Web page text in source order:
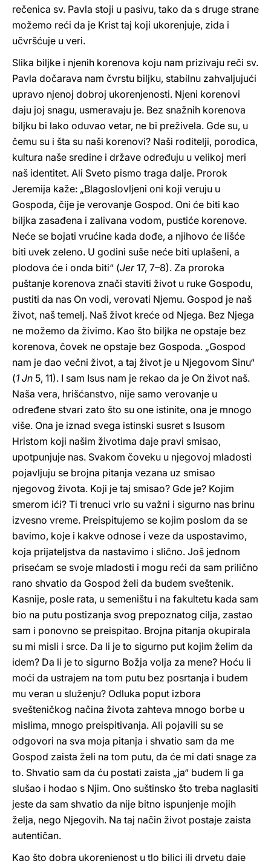
rečenica sv. Pavla stoji u pasivu, tako da s druge strane
možemo reći da je Krist taj koji ukorenjuje, zida i
učvršćuje u veri.
Slika biljke i njenih korenova koju nam prizivaju reči sv.
Pavla dočarava nam čvrstu biljku, stabilnu zahvaljujući
upravo njenoj dobroj ukorenjenosti. Njeni korenovi
daju joj snagu, usmeravaju je. Bez snažnih korenova
biljku bi lako oduvao vetar, ne bi preživela. Gde su, u
čemu su i šta su naši korenovi? Naši roditelji, porodica,
kultura naše sredine i države određuju u velikoj meri
naš identitet. Ali Sveto pismo traga dalje. Prorok
Jeremija kaže: „Blagoslovljeni oni koji veruju u
Gospoda, čije je verovanje Gospod. Oni će biti kao
biljka zasađena i zalivana vodom, pustiće korenove.
Neće se bojati vrućine kada dođe, a njihovo će lišće
biti uvek zeleno. U godini suše neće biti uplašeni, a
plodova će i onda biti“ (Jer17, 7–8). Za proroka
puštanje korenova znači staviti život u ruke Gospodu,
pustiti da nas On vodi, verovati Njemu. Gospod je naš
život, naš temelj. Naš život kreće od Njega. Bez Njega
ne možemo da živimo. Kao što biljka ne opstaje bez
korenova, čovek ne opstaje bez Gospoda. „Gospod
nam je dao večni život, a taj život je u Njegovom Sinu“
(1 Jn 5, 11). I sam Isus nam je rekao da je On život naš.
Naša vera, hrišćanstvo, nije samo verovanje u
određene stvari zato što su one istinite, ona je mnogo
više. Ona je iznad svega istinski susret s Isusom
Hristom koji našim životima daje pravi smisao,
upotpunjuje nas. Svakom čoveku u njegovoj mladosti
pojavljuju se brojna pitanja vezana uz smisao
njegovog života. Koji je taj smisao? Gde je? Kojim
smerom ići? Ti trenuci vrlo su važni i sigurno nas brinu
izvesno vreme. Preispitujemo se kojim poslom da se
bavimo, koje i kakve odnose i veze da uspostavimo,
koja prijateljstva da nastavimo i slično. Još jednom
prisećam se svoje mladosti i mogu reći da sam prilično
rano shvatio da Gospod želi da budem sveštenik.
Kasnije, posle rata, u semeništu i na fakultetu kada sam
bio na putu postizanja svog prepoznatog cilja, zastao
sam i ponovno se preispitao. Brojna pitanja okupirala
su mi misli i srce. Da li je to sigurno put kojim želim da
idem? Da li je to sigurno Božja volja za mene? Hoću li
moći da ustrajem na tom putu bez posrtanja i budem
mu veran u služenju? Odluka poput izbora
svešteničkog načina života zahteva mnogo borbe u
mislima, mnogo preispitivanja. Ali pojavili su se
odgovori na sva moja pitanja i shvatio sam da me
Gospod zaista želi na tom putu, da će mi dati snage za
to. Shvatio sam da ću postati zaista „ja“ budem li ga
slušao i hodao s Njim. Ono suštinsko što treba naglasiti
jeste da sam shvatio da nije bitno ispunjenje mojih
želja, nego Njegovih. Na taj način život postaje zaista
autentičan.
Kao što dobra ukorenjenost u tlo biljci ili drvetu daje